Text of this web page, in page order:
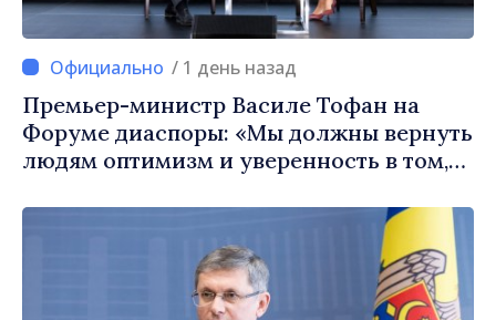
/ 1 день назад
Премьер-министр Василе Тофан на
Форуме диаспоры: «Мы должны вернуть
людям оптимизм и уверенность в том,
правильном направлении»